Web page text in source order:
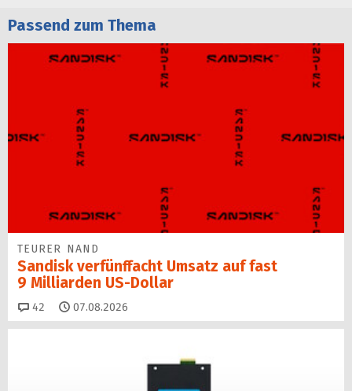
Passend zum Thema
TEURER NAND
Sandisk verfünffacht Umsatz auf fast
9 Milliarden US-Dollar
42 Kommentare
07.08.2026